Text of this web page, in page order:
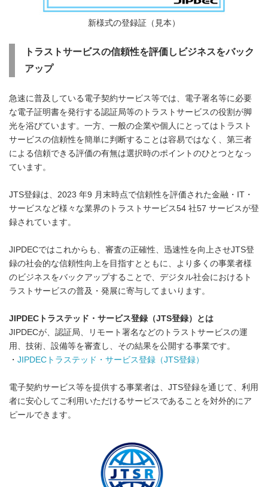
新様式の登録証（見本）
トラストサービスの信頼性を評価しビジネスをバック
アップ
急速に普及している電子契約サービス等では、電子署名等に必要
な電子証明書を発行する認証局等のトラストサービスの役割が脚
光を浴びています。一方、一般の企業や個人にとってはトラスト
サービスの信頼性を簡単に判断することは容易ではなく、第三者
による信頼できる評価の有無は選択時のポイントのひとつとなっ
ています。
JTS登録は、2023 年9 月末時点で信頼性を評価された金融・IT・
サービスなど様々な業界のトラストサービス54 社57 サービスが登
録されています。
JIPDECではこれからも、審査の正確性、迅速性を向上させJTS登
録の社会的な信頼性向上を目指すとともに、より多くの事業者様
のビジネスをバックアップすることで、デジタル社会におけるト
ラストサービスの普及・発展に寄与してまいります。
JIPDECトラステッド・サービス登録（JTS登録）とは
JIPDECが、認証局、リモート署名などのトラストサービスの運
用、技術、設備等を審査し、その結果を公開する事業です。
・ JIPDECトラステッド・サービス登録（JTS登録）
電子契約サービス等を提供する事業者は、JTS登録を通じて、利用
者に安心してご利用いただけるサービスであることを対外的にア
ピールできます。